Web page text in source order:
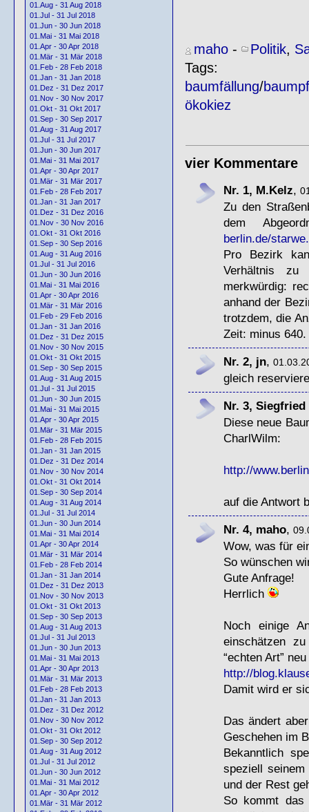
01.Aug - 31 Aug 2018
01.Jul - 31 Jul 2018
01.Jun - 30 Jun 2018
01.Mai - 31 Mai 2018
01.Apr - 30 Apr 2018
01.Mär - 31 Mär 2018
01.Feb - 28 Feb 2018
01.Jan - 31 Jan 2018
01.Dez - 31 Dez 2017
01.Nov - 30 Nov 2017
01.Okt - 31 Okt 2017
01.Sep - 30 Sep 2017
01.Aug - 31 Aug 2017
01.Jul - 31 Jul 2017
01.Jun - 30 Jun 2017
01.Mai - 31 Mai 2017
01.Apr - 30 Apr 2017
01.Mär - 31 Mär 2017
01.Feb - 28 Feb 2017
01.Jan - 31 Jan 2017
01.Dez - 31 Dez 2016
01.Nov - 30 Nov 2016
01.Okt - 31 Okt 2016
01.Sep - 30 Sep 2016
01.Aug - 31 Aug 2016
01.Jul - 31 Jul 2016
01.Jun - 30 Jun 2016
01.Mai - 31 Mai 2016
01.Apr - 30 Apr 2016
01.Mär - 31 Mär 2016
01.Feb - 29 Feb 2016
01.Jan - 31 Jan 2016
01.Dez - 31 Dez 2015
01.Nov - 30 Nov 2015
01.Okt - 31 Okt 2015
01.Sep - 30 Sep 2015
01.Aug - 31 Aug 2015
01.Jul - 31 Jul 2015
01.Jun - 30 Jun 2015
01.Mai - 31 Mai 2015
01.Apr - 30 Apr 2015
01.Mär - 31 Mär 2015
01.Feb - 28 Feb 2015
01.Jan - 31 Jan 2015
01.Dez - 31 Dez 2014
01.Nov - 30 Nov 2014
01.Okt - 31 Okt 2014
01.Sep - 30 Sep 2014
01.Aug - 31 Aug 2014
01.Jul - 31 Jul 2014
01.Jun - 30 Jun 2014
01.Mai - 31 Mai 2014
01.Apr - 30 Apr 2014
01.Mär - 31 Mär 2014
01.Feb - 28 Feb 2014
01.Jan - 31 Jan 2014
01.Dez - 31 Dez 2013
01.Nov - 30 Nov 2013
01.Okt - 31 Okt 2013
01.Sep - 30 Sep 2013
01.Aug - 31 Aug 2013
01.Jul - 31 Jul 2013
01.Jun - 30 Jun 2013
01.Mai - 31 Mai 2013
01.Apr - 30 Apr 2013
01.Mär - 31 Mär 2013
01.Feb - 28 Feb 2013
01.Jan - 31 Jan 2013
01.Dez - 31 Dez 2012
01.Nov - 30 Nov 2012
01.Okt - 31 Okt 2012
01.Sep - 30 Sep 2012
01.Aug - 31 Aug 2012
01.Jul - 31 Jul 2012
01.Jun - 30 Jun 2012
01.Mai - 31 Mai 2012
01.Apr - 30 Apr 2012
01.Mär - 31 Mär 2012
maho- Politik,
Tags:
baumfällung/
ökokiez
vier Kommentare
Nr. 1, M.Kelz,
Zu den
dem
berlin.de/
Pro Bezirk
Verhältnis zu
merkwürdig:
anhand der
trotzdem, die
Zeit: minus 640.
Nr. 2, jn,
gleich
Nr. 3,
Diese neue
CharlWilm:
http://
auf die Antwort
Nr. 4, maho,
Wow, was für
So wünschen
Gute Anfrage!
Herrlich
Noch einige
einschätzen
“echten Art”
http://
Damit wird er
Das ändert
Geschehen im
Bekanntlich
speziell seinem
und der Rest
So kommt das